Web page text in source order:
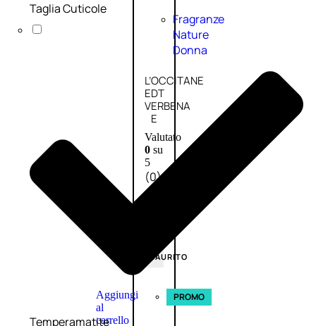
Fragranze
Nature
Donna
L’OCCITANE
EDT
VERBENA
E
Valutato
0su
5
(0)
ESAURITO
Aggiungi
al
carrello
PROMO
Taglia Cuticole
Temperamatite